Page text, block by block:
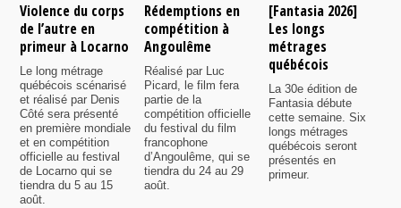
Violence du corps
de l’autre en
primeur à Locarno
Le long métrage
québécois scénarisé
et réalisé par Denis
Côté sera présenté
en première mondiale
et en compétition
officielle au festival
de Locarno qui se
tiendra du 5 au 15
août.
Rédemptions en
compétition à
Angoulême
Réalisé par Luc
Picard, le film fera
partie de la
compétition officielle
du festival du film
francophone
d’Angoulême, qui se
tiendra du 24 au 29
août.
[Fantasia 2026]
Les longs
métrages
québécois
La 30e édition de
Fantasia débute
cette semaine. Six
longs métrages
québécois seront
présentés en
primeur.